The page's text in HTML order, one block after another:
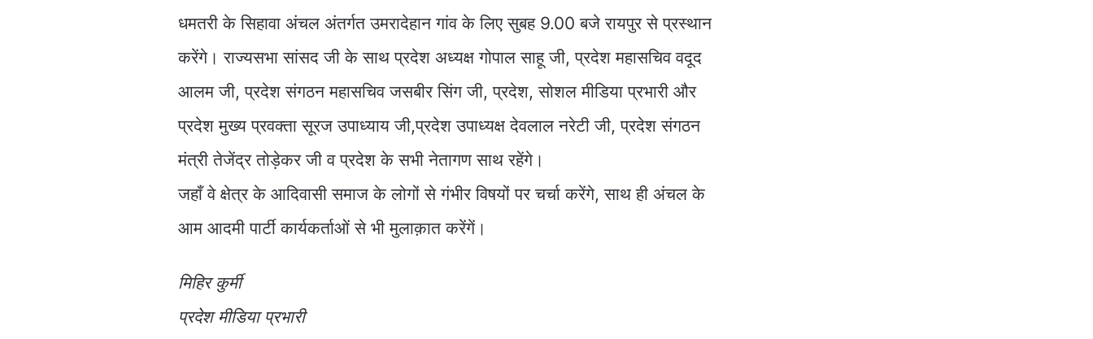
धमतरी के सिहावा अंचल अंतर्गत उमरादेहान गांव के लिए सुबह 9.00 बजे रायपुर से प्रस्थान
करेंगे। राज्यसभा सांसद जी के साथ प्रदेश अध्यक्ष गोपाल साहू जी, प्रदेश महासचिव वदूद
आलम जी, प्रदेश संगठन महासचिव जसबीर सिंग जी, प्रदेश, सोशल मीडिया प्रभारी और
प्रदेश मुख्य प्रवक्ता सूरज उपाध्याय जी,प्रदेश उपाध्यक्ष देवलाल नरेटी जी, प्रदेश संगठन
मंत्री तेजेंद्र तोड़ेकर जी व प्रदेश के सभी नेतागण साथ रहेंगे।
जहाँ वे क्षेत्र के आदिवासी समाज के लोगों से गंभीर विषयों पर चर्चा करेंगे, साथ ही अंचल के
आम आदमी पार्टी कार्यकर्ताओं से भी मुलाक़ात करेंगें।
मिहिर कुर्मी
प्रदेश मीडिया प्रभारी